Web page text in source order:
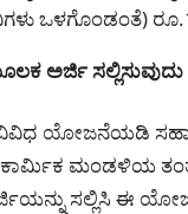
ಒಳಗೊಂಡಂತೆ)
ಅರ್ಜಿ ಸಲ್ಲಿಸುವುದು
ಯೋಜನೆಯಡಿ
ಮಂಡಳಿಯ
ಸಲ್ಲಿಸಿ ಈ